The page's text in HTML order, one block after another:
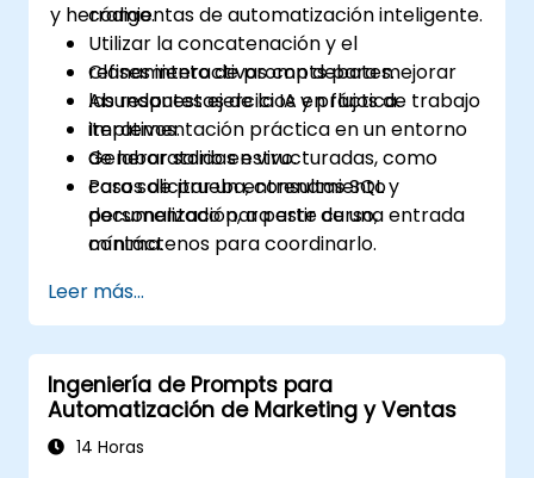
y herramientas de automatización inteligente.
código.
Utilizar la concatenación y el
refinamiento de prompts para mejorar
las respuestas de la IA en flujos de trabajo
iterativos.
Generar salidas estructuradas, como
casos de prueba, consultas SQL y
documentación, a partir de una entrada
mínima.
control sobre el comportamiento de los
modelos de lenguaje grande (LLM) en
entornos técnicos.
Clases interactivas con debates.
Abundantes ejercicios y práctica.
Implementación práctica en un entorno
de laboratorio en vivo.
Para solicitar un entrenamiento
personalizado para este curso,
contáctenos para coordinarlo.
Leer más...
Ingeniería de Prompts para
Automatización de Marketing y Ventas
14 Horas